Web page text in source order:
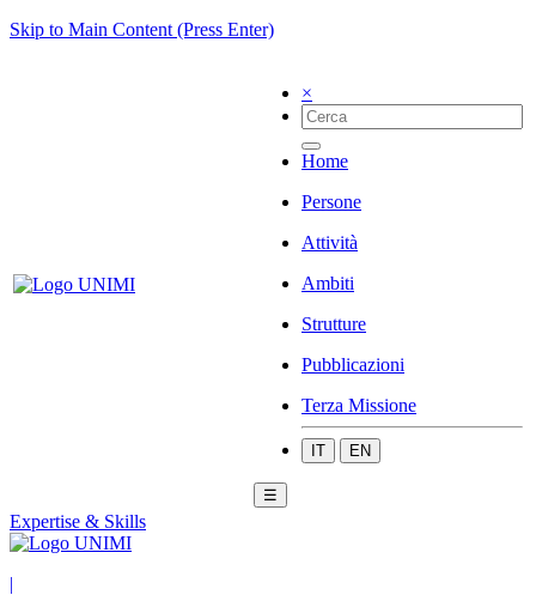
Skip to Main Content (Press Enter)
×
Home
Persone
Attività
Ambiti
Strutture
Pubblicazioni
Terza Missione
IT EN
☰
Expertise & Skills
|